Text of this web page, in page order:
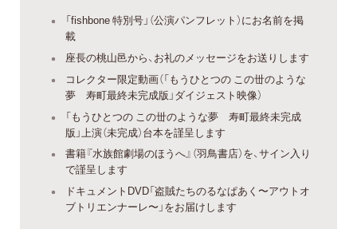
「fishbone 特別号」（公演パンフレット）にお名前を掲
載
座長の桃山邑から、お礼のメッセージをお送りします
コレクター限定動画（「もうひとつの この丗のような
夢 寿町最終未完成版」ダイジェスト映像）
「もうひとつの この丗のような夢 寿町最終未完成
版」上演（未完成）台本を謹呈します
書籍『水族館劇場のほうへ』（羽鳥書店）を、サイン入り
で謹呈します
ドキュメントDVD「盗賊たちのるなぱあく〜アウトオ
ブトリエンナーレ〜」をお届けします